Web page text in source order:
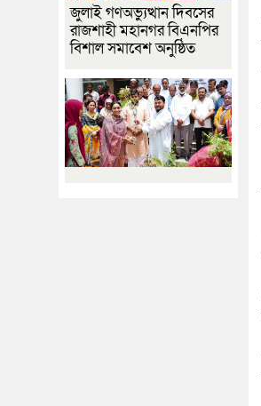
জুলাই গণঅভ্যুত্থান দিবসের
রাজশাহী মহানগর বিএনপির
বিশাল সমাবেশ অনুষ্ঠিত